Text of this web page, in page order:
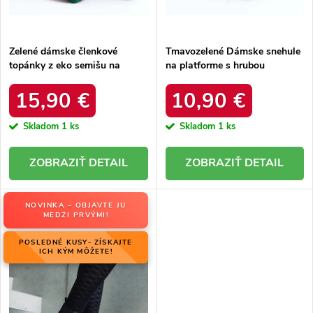
Zelené dámske členkové
topánky z eko semišu na
zipsom, kód produktu 168-500
GREEN
15,90 €
Skladom 1 ks
DETAIL
Tmavozelené Dámske snehule
na platforme s hrubou
produktu VL226P GREEN
10,90 €
Skladom 1 ks
DETAIL
NOVINKA – OBJAVTE JU
MEDZI PRVÝMI!
POSLEDNÉ KUSY- ZÍSKAJTE
ICH KÝM MÔŽETE!